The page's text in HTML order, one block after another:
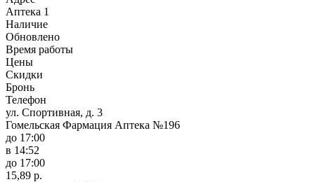
Аптека 1
Наличие
Обновлено
Время работы
Цены
Скидки
Бронь
Телефон
ул. Спортивная, д. 3
Гомельская Фармация Аптека №196
до 17:00
в 14:52
до 17:00
15,89 р.